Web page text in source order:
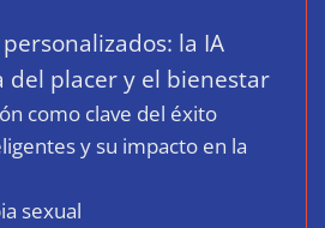
la IA
del placer y el bienestar
como clave del éxito
y su impacto en la
sexual